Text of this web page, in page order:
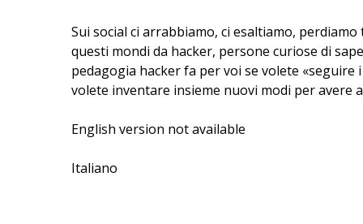
Sui social ci arrabbiamo, ci esaltiamo,
questi mondi da hacker, persone curiose di
pedagogia hacker fa per voi se volete
volete inventare insieme nuovi modi per avere
English version not available
Italiano